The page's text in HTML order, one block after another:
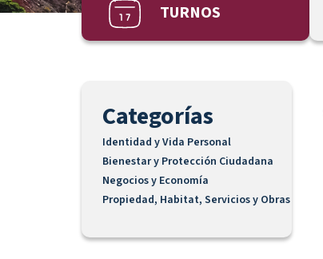
TURNOS
Categorías
Identidad y Vida Personal
Bienestar y Protección Ciudadana
Negocios y Economía
Propiedad, Habitat, Servicios y Obras